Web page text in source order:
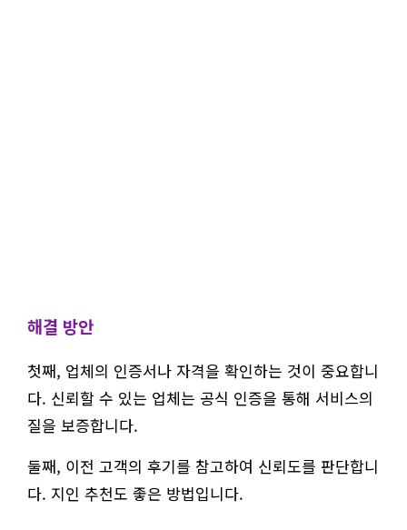
해결 방안
첫째, 업체의 인증서나 자격을 확인하는 것이 중요합니
다. 신뢰할 수 있는 업체는 공식 인증을 통해 서비스의
질을 보증합니다.
둘째, 이전 고객의 후기를 참고하여 신뢰도를 판단합니
다. 지인 추천도 좋은 방법입니다.